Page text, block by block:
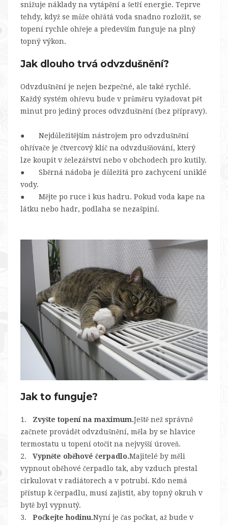
snižuje náklady na vytápění a šetří energie. Teprve
tehdy, když se může ohřátá voda snadno rozložit, se
topení rychle ohřeje a především funguje na plný
topný výkon.
Jak dlouho trvá odvzdušnění?
Odvzdušnění je nejen bezpečné, ale také rychlé.
Každý systém ohřevu bude v průměru vyžadovat pět
minut pro jediný proces odvzdušnění (bez přípravy).
● Nejdůležitějším nástrojem pro odvzdušnění
ohřívače je čtvercový klíč na odvzdušňování, který
lze koupit v železářství nebo v obchodech pro kutily.
● Sběrná nádoba je důležitá pro zachycení uniklé
vody.
● Mějte po ruce i kus hadru. Pokud voda kape na
látku nebo hadr, podlaha se nezašpiní.
Jak to funguje?
1. Zvyšte topení na maximum.Ještě než správně
začnete provádět odvzdušnění, měla by se hlavice
termostatu u topení otočit na nejvyšší úroveň.
2. Vypněte oběhové čerpadlo.Majitelé by měli
vypnout oběhové čerpadlo tak, aby vzduch přestal
cirkulovat v radiátorech a v potrubí. Kdo nemá
přístup k čerpadlu, musí zajistit, aby topný okruh v
bytě byl vypnutý.
3. Počkejte hodinu.Nyní je čas počkat, až bude v